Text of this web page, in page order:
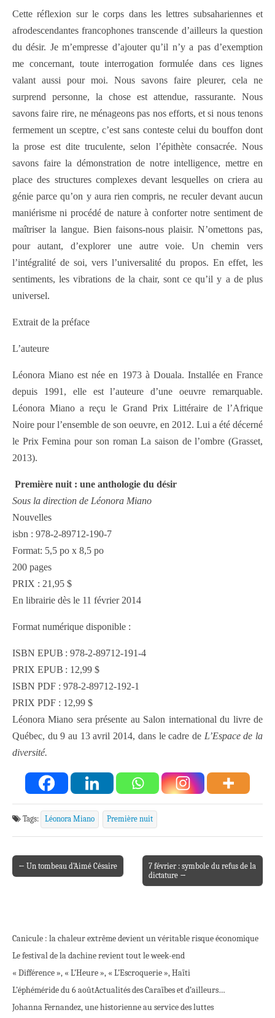
Cette réflexion sur le corps dans les lettres subsahariennes et
afrodescendantes francophones transcende d’ailleurs la question
du désir. Je m’empresse d’ajouter qu’il n’y a pas d’exemption
me concernant, toute interrogation formulée dans ces lignes
valant aussi pour moi. Nous savons faire pleurer, cela ne
surprend personne, la chose est attendue, rassurante. Nous
savons faire rire, ne ménageons pas nos efforts, et si nous tenons
fermement un sceptre, c’est sans conteste celui du bouffon dont
la prose est dite truculente, selon l’épithète consacrée. Nous
savons faire la démonstration de notre intelligence, mettre en
place des structures complexes devant lesquelles on criera au
génie parce qu’on y aura rien compris, ne reculer devant aucun
maniérisme ni procédé de nature à conforter notre sentiment de
maîtriser la langue. Bien faisons-nous plaisir. N’omettons pas,
pour autant, d’explorer une autre voie. Un chemin vers
l’intégralité de soi, vers l’universalité du propos. En effet, les
sentiments, les vibrations de la chair, sont ce qu’il y a de plus
universel.
Extrait de la préface
L’auteure
Léonora Miano est née en 1973 à Douala. Installée en France
depuis 1991, elle est l’auteure d’une oeuvre remarquable.
Léonora Miano a reçu le Grand Prix Littéraire de l’Afrique
Noire pour l’ensemble de son oeuvre, en 2012. Lui a été décerné
le Prix Femina pour son roman La saison de l’ombre (Grasset,
2013).
Première nuit : une anthologie du désir
Sous la direction de Léonora Miano
Nouvelles
isbn : 978-2-89712-190-7
Format: 5,5 po x 8,5 po
200 pages
PRIX : 21,95 $
En librairie dès le 11 février 2014
Format numérique disponible :
ISBN EPUB : 978-2-89712-191-4
PRIX EPUB : 12,99 $
ISBN PDF : 978-2-89712-192-1
PRIX PDF : 12,99 $
Léonora Miano sera présente au Salon international du livre de
Québec, du 9 au 13 avril 2014, dans le cadre de L’Espace de la
diversité.
Tags: Léonora Miano Première nuit
Post navigation
← Un tombeau d’Aimé Césaire
7 février : symbole du refus de la
dictature →
Canicule : la chaleur extrême devient un véritable risque économique
Le festival de la dachine revient tout le week-end
« Différence », « L’Heure », « L’Escroquerie », Haïti
L’éphéméride du 6 aoûtActualités des Caraïbes et d’ailleurs…
Johanna Fernandez, une historienne au service des luttes